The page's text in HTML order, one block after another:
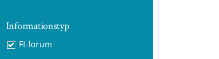
Informationstyp
FI-forum